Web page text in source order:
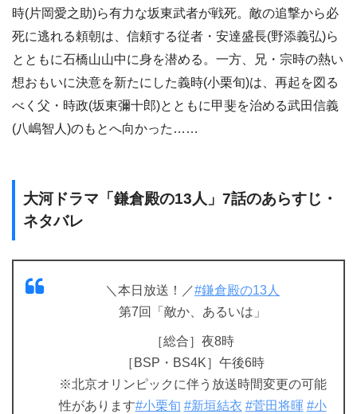
時(片岡愛之助)ら有力な坂東武者が戦死。敵の追撃から必
死に逃れる頼朝は、信頼する従者・安達盛長(野添義弘)ら
とともに石橋山山中に身を潜める。一方、兄・宗時の熱い
想おもいに決意を新たにした義時(小栗旬)は、再起を図る
べく父・時政(坂東彌十郎)とともに甲斐を治める武田信義
(八嶋智人)のもとへ向かった……
大河ドラマ「鎌倉殿の13人」7話のあらすじ・
ネタバレ
＼本日放送！／#鎌倉殿の13人
第7回「敵か、あるいは」
［総合］夜8時
［BSP・BS4K］午後6時
※北京オリンピックに伴う放送時間変更の可能
性があります#小栗旬 #新垣結衣 #菅田将暉 #小